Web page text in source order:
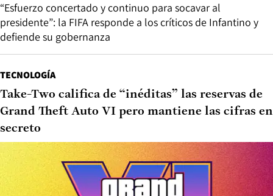
“Esfuerzo concertado y continuo para socavar al
presidente”: la FIFA responde a los críticos de Infantino y
defiende su gobernanza
TECNOLOGÍA
Take-Two califica de “inéditas” las reservas de
Grand Theft Auto VI pero mantiene las cifras en
secreto